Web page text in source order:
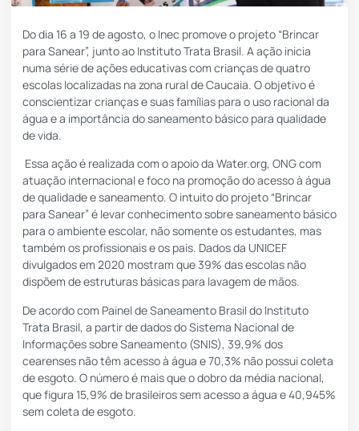
Do dia 16 a 19 de agosto, o Inec promove o projeto “Brincar
para Sanear”, junto ao Instituto Trata Brasil. A ação inicia
numa série de ações educativas com crianças de quatro
escolas localizadas na zona rural de Caucaia. O objetivo é
conscientizar crianças e suas famílias para o uso racional da
água e a importância do saneamento básico para qualidade
de vida.
Essa ação é realizada com o apoio da Water.org, ONG com
atuação internacional e foco na promoção do acesso à água
de qualidade e saneamento. O intuito do projeto “Brincar
para Sanear” é levar conhecimento sobre saneamento básico
para o ambiente escolar, não somente os estudantes, mas
também os profissionais e os pais. Dados da UNICEF
divulgados em 2020 mostram que 39% das escolas não
dispõem de estruturas básicas para lavagem de mãos.
De acordo com Painel de Saneamento Brasil do Instituto
Trata Brasil, a partir de dados do Sistema Nacional de
Informações sobre Saneamento (SNIS), 39,9% dos
cearenses não têm acesso à água e 70,3% não possui coleta
de esgoto. O número é mais que o dobro da média nacional,
que figura 15,9% de brasileiros sem acesso a água e 40,945%
sem coleta de esgoto.